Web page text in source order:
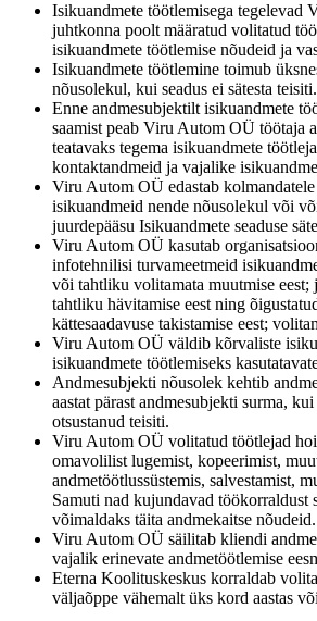
Isikuandmete töötlemisega tegelevad
juhtkonna poolt määratud volitatud
isikuandmete töötlemise nõudeid ja
Isikuandmete töötlemine toimub
nõusolekul, kui seadus ei sätesta teisiti.
Enne andmesubjektilt isikuandmete
saamist peab Viru Autom OÜ töötaja
teatavaks tegema isikuandmete
kontaktandmeid ja vajalike
Viru Autom OÜ edastab
isikuandmeid nende nõusolekul või
juurdepääsu Isikuandmete seaduse
Viru Autom OÜ kasutab
infotehnilisi turvameetmeid
või tahtliku volitamata muutmise eest;
tahtliku hävitamise eest ning
kättesaadavuse takistamise eest;
Viru Autom OÜ väldib kõrvaliste
isikuandmete töötlemiseks
Andmesubjekti nõusolek kehtib
aastat pärast andmesubjekti surma,
otsustanud teisiti.
Viru Autom OÜ volitatud töötlejad
omavolilist lugemist, kopeerimist,
andmetöötlussüstemis, salvestamist,
Samuti nad kujundavad töökorraldust
võimaldaks täita andmekaitse nõudeid.
Viru Autom OÜ säilitab kliendi
vajalik erinevate andmetöötlemise
Eterna Koolituskeskus korraldab
väljaõppe vähemalt üks kord aastas